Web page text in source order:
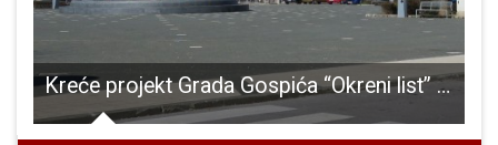
Kreće projekt Grada Gospića “Okreni list” usmjeren na promociju zdravlja i prevenciju bolesti